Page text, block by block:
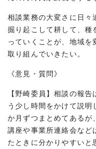
相談業務の大変さに日々
掘り起こして耕して、種
っていくことが、地域を
取り組んでいきたい。
《意見・質問》
【野崎委員】相談の報
う少し時間をかけて説明
か月ずつまとめてあるが
講座や事業所連絡会など
たときに分かりやすいと